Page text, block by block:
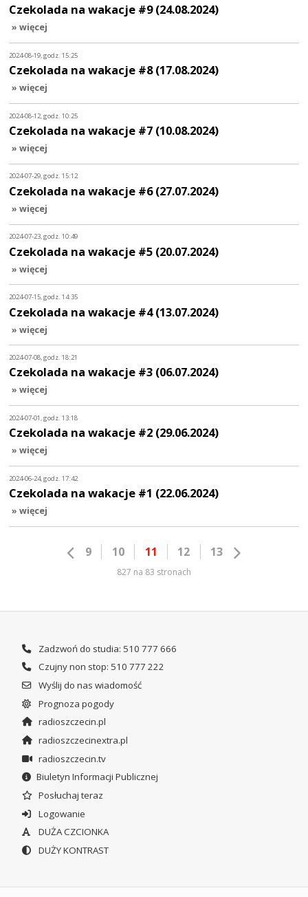
Czekolada na wakacje #9 (24.08.2024)
» więcej
2024-08-19, godz. 15:25
Czekolada na wakacje #8 (17.08.2024)
» więcej
2024-08-12, godz. 10:25
Czekolada na wakacje #7 (10.08.2024)
» więcej
2024-07-29, godz. 15:12
Czekolada na wakacje #6 (27.07.2024)
» więcej
2024-07-23, godz. 10:49
Czekolada na wakacje #5 (20.07.2024)
» więcej
2024-07-15, godz. 14:35
Czekolada na wakacje #4 (13.07.2024)
» więcej
2024-07-08, godz. 18:21
Czekolada na wakacje #3 (06.07.2024)
» więcej
2024-07-01, godz. 13:18
Czekolada na wakacje #2 (29.06.2024)
» więcej
2024-06-24, godz. 17:42
Czekolada na wakacje #1 (22.06.2024)
» więcej
9 10 11 12 13
827 na 83 stronach
Zadzwoń do studia: 510 777 666
Czujny non stop: 510 777 222
Wyślij do nas wiadomość
Prognoza pogody
radioszczecin.pl
radioszczecinextra.pl
radioszczecin.tv
Biuletyn Informacji Publicznej
Posłuchaj teraz
Logowanie
DUŻA CZCIONKA
DUŻY KONTRAST